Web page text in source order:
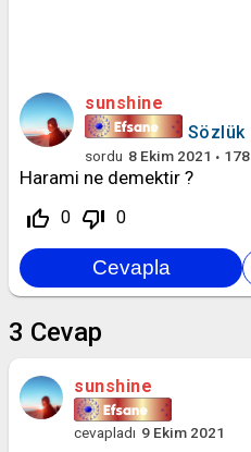
sunshine
Sözlük
sordu 8 Ekim 2021 178
Harami ne demektir ?
thumb_up_off_alt 0 thumb_down_off_alt 0
3 Cevap
sunshine
cevapladı 9 Ekim 2021